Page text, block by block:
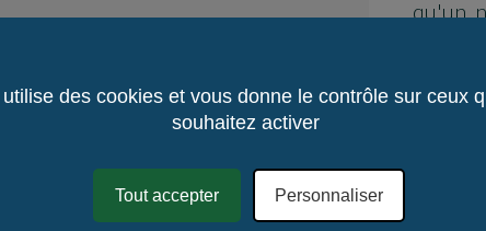
qu'un,
Délai
Délai
Lieu
Mode
des cookies et vous donne le contrôle sur ceux
souhaitez activer
Tout accepter Personnaliser